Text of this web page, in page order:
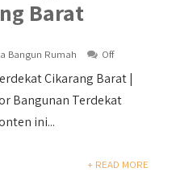
Barat
Bangun Rumah Off
Cikarang Barat |
Bangunan Terdekat
ini...
+ READ MORE